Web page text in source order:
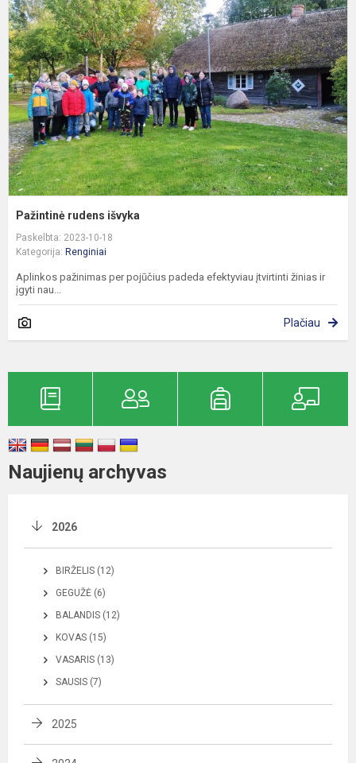
Pažintinė rudens išvyka
Paskelbta: 2023-10-18
Kategorija: Renginiai
Aplinkos pažinimas per pojūčius padeda efektyviau įtvirtinti žinias ir
įgyti nau...
Plačiau
Naujienų archyvas
2026
BIRŽELIS (12)
GEGUŽĖ (6)
BALANDIS (12)
KOVAS (15)
VASARIS (13)
SAUSIS (7)
2025